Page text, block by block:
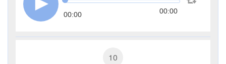
00:00 00:00
10